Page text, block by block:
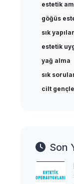
estetik
göğüs
sık
estetik
yağ alma
sık
cilt
Son